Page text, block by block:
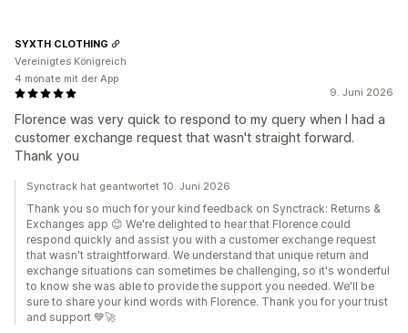
9. Juni 2026
Florence was very quick to respond to my query when I had a
customer exchange request that wasn't straight forward.
Thank you
SYXTH CLOTHING
Vereinigtes Königreich
4 monate mit der App
Synctrack hat geantwortet 10. Juni 2026
Thank you so much for your kind feedback on Synctrack: Returns &
Exchanges app 😊 We're delighted to hear that Florence could
respond quickly and assist you with a customer exchange request
that wasn't straightforward. We understand that unique return and
exchange situations can sometimes be challenging, so it's wonderful
to know she was able to provide the support you needed. We'll be
sure to share your kind words with Florence. Thank you for your trust
and support 💙🚀